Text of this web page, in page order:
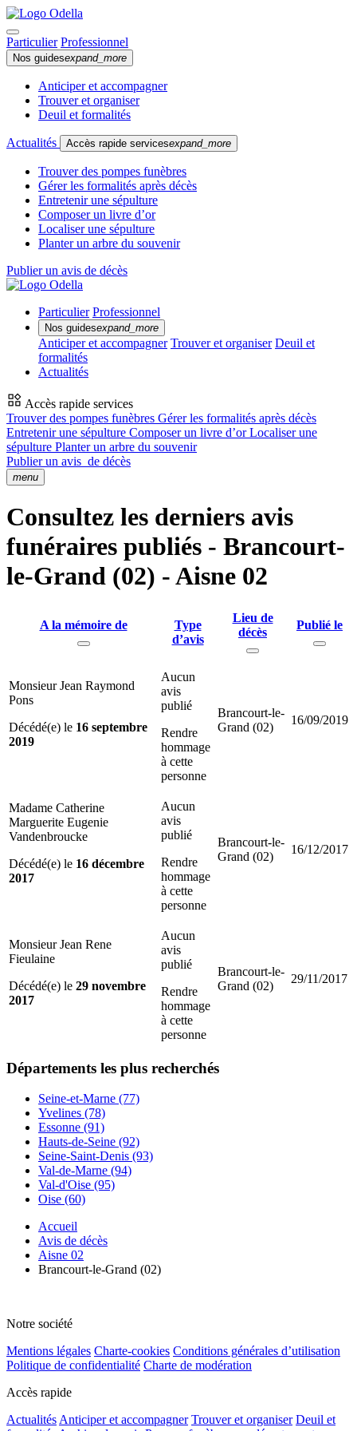
Particulier Professionnel
Nos guidesexpand_more
Anticiper et accompagner
Trouver et organiser
Deuil et formalités
Actualités Accès rapide servicesexpand_more
Trouver des pompes funèbres
Gérer les formalités après décès
Entretenir une sépulture
Composer un livre d’or
Localiser une sépulture
Planter un arbre du souvenir
Publier un avis de décès
Particulier Professionnel
Nos guidesexpand_more
Anticiper et accompagner Trouver et organiser Deuil et
formalités
Actualités
Accès rapide services
Trouver des pompes funèbres Gérer les formalités après décès
Entretenir une sépulture Composer un livre d’orLocaliser une
sépulture Planter un arbre du souvenir
Publier un avis de décès
menu
Consultez les derniers avis
funéraires publiés - Brancourt-
le-Grand (02) - Aisne 02
A la mémoire de
Type
d’avis
Lieu de
décès
Publié le
Monsieur Jean Raymond
Pons
Décédé(e) le 16 septembre
2019
Aucun
avis
publié
Rendre
hommage
à cette
personne
Brancourt-le-
Grand (02)
16/09/2019
Madame Catherine
Marguerite Eugenie
Vandenbroucke
Décédé(e) le 16 décembre
2017
Aucun
avis
publié
Rendre
hommage
à cette
personne
Brancourt-le-
Grand (02)
16/12/2017
Monsieur Jean Rene
Fieulaine
Décédé(e) le 29 novembre
2017
Aucun
avis
publié
Rendre
hommage
à cette
personne
Brancourt-le-
Grand (02)
29/11/2017
Départements les plus recherchés
Seine-et-Marne (77)
Yvelines (78)
Essonne (91)
Hauts-de-Seine (92)
Seine-Saint-Denis (93)
Val-de-Marne (94)
Val-d'Oise (95)
Oise (60)
Accueil
Avis de décès
Aisne 02
Brancourt-le-Grand (02)
Notre société
Mentions légales Charte-cookies Conditions générales d’utilisation
Politique de confidentialité Charte de modération
Accès rapide
Actualités Anticiper et accompagner Trouver et organiser Deuil et